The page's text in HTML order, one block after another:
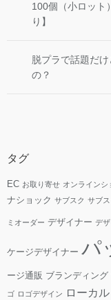
100個（小ロット
り】
脱プラで話題だ
の？
タグ
EC お取り寄せ オンラインシ
ナショック サブスク サブ
ミオーダー デザイナー デ
ケージデザイナー パ
ージ通販 ブランディング
ゴ ロゴデザイン ローカル